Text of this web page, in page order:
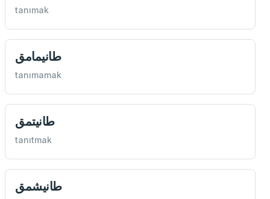
tanımak
طانيمامق
tanımamak
طانيتمق
tanıtmak
طانيشمق